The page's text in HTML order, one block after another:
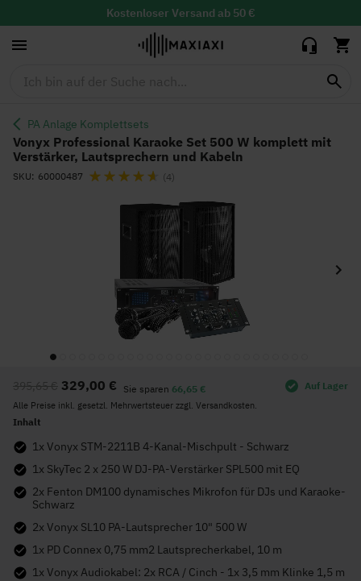
Kostenloser Versand ab 50 €
30 Tage Widerrufsrecht mit
Lieferzeit: 1-2 Werktage
PA Anlage Komplettsets
500 W
komplett mit
Verstärker,
329,00 €
395,65 €
Vonyx Professional Karaoke Set 500 W komplett mit
Verstärker, Lautsprechern und Kabeln
SKU 60000487 Bewertung: (4)
329,00 €
395,65 € Sie sparen 66,65 €
Alle Preise inkl. gesetzl. Mehrwertsteuer zzgl. Versandkosten.
Inhalt
1x Vonyx STM-2211B 4-Kanal-Mischpult - Schwarz
1x SkyTec 2 x 250 W DJ-PA-Verstärker SPL500 mit EQ
2x Fenton DM100 dynamisches Mikrofon für DJs und Karaoke-
Schwarz
2x Vonyx SL10 PA-Lautsprecher 10" 500 W
1x PD Connex 0,75 mm2 Lautsprecherkabel, 10 m
1x Vonyx Audiokabel: 2x RCA / Cinch - 1x 3,5 mm Klinke 1,5 m
Auf Lager
der
Bildgalerie
springen